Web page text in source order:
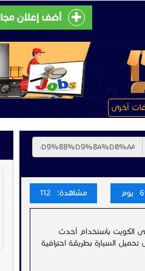
أضف إعلان مجانى
أخرى
مشاهدة: 112
الكويت باستخدام أحدث
السيارة بطريقة احترافية